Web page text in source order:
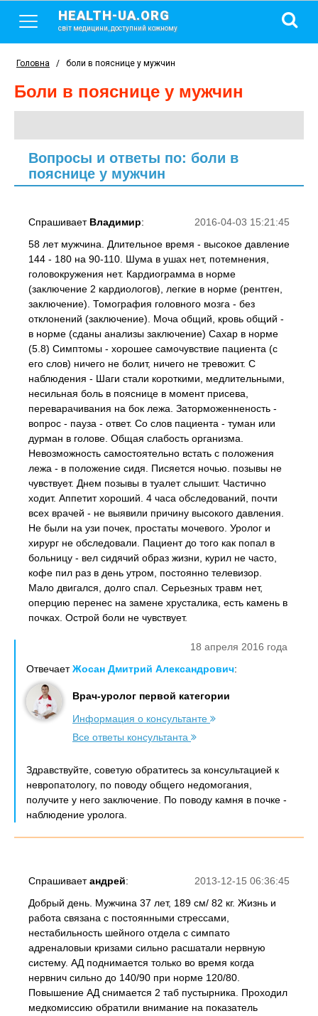
HEALTH-UA.ORG
світ медицини, доступний кожному
Головна / боли в пояснице у мужчин
боли в пояснице у мужчин
Вопросы и ответы по: боли в
пояснице у мужчин
2016-04-03 15:21:45
Спрашивает Владимир:
58 лет мужчина. Длительное время - высокое давление
144 - 180 на 90-110. Шума в ушах нет, потемнения,
головокружения нет. Кардиограмма в норме
(заключение 2 кардиологов), легкие в норме (рентген,
заключение). Томография головного мозга - без
отклонений (заключение). Моча общий, кровь общий -
в норме (сданы анализы заключение) Сахар в норме
(5.8) Симптомы - хорошее самочувствие пациента (с
его слов) ничего не болит, ничего не тревожит. С
наблюдения - Шаги стали короткими, медлительными,
несильная боль в пояснице в момент присева,
переварачивания на бок лежа. Заторможенненость -
вопрос - пауза - ответ. Со слов пациента - туман или
дурман в голове. Общая слабость организма.
Невозможность самостоятельно встать с положения
лежа - в положение сидя. Писяется ночью. позывы не
чувствует. Днем позывы в туалет слышит. Частично
ходит. Аппетит хороший. 4 часа обследований, почти
всех врачей - не выявили причину высокого давления.
Не были на узи почек, простаты мочевого. Уролог и
хирург не обследовали. Пациент до того как попал в
больницу - вел сидячий образ жизни, курил не часто,
кофе пил раз в день утром, постоянно телевизор.
Мало двигался, долго спал. Серьезных травм нет,
оперцию перенес на замене хрусталика, есть камень в
почках. Острой боли не чувствует.
18 апреля 2016 года
ОтвечаетЖосан Дмитрий Александрович:
Врач-уролог первой категории
Информация о консультанте
Все ответы консультанта
Здравствуйте, советую обратитесь за консультацией к
невропатологу, по поводу общего недомогания,
получите у него заключение. По поводу камня в почке -
наблюдение уролога.
2013-12-15 06:36:45
Спрашиваетандрей:
Добрый день. Мужчина 37 лет, 189 см/ 82 кг. Жизнь и
работа связана с постоянными стрессами,
нестабильность шейного отдела с симпато
адреналовыи кризами сильно расшатали нервную
систему. АД поднимается только во время когда
нервнич сильно до 140/90 при норме 120/80.
Повышение АД снимается 2 таб пустырника. Проходил
медкомиссию обратили внимание на показатель